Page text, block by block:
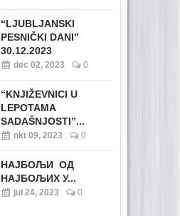
“LJUBLJANSKI
PESNIČKI DANI”
30.12.2023
dec 02, 2023 0
“KNJIŽEVNICI U
LEPOTAMA
SADAŠNJOSTI”...
okt 09, 2023 0
НАЈБОЉИ ОД
НАЈБОЉИХ У...
jul 24, 2023 0